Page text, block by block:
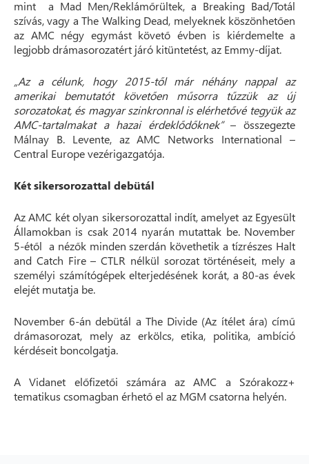
mint a Mad Men/Reklámőrültek, a Breaking Bad/Totál
szívás, vagy a The Walking Dead, melyeknek köszönhetően
az AMC négy egymást követő évben is kiérdemelte a
legjobb drámasorozatért járó kitüntetést, az Emmy-díjat.
„Az a célunk, hogy 2015-től már néhány nappal az
amerikai bemutatót követően műsorra tűzzük az új
sorozatokat, és magyar szinkronnal is elérhetővé tegyük az
AMC-tartalmakat a hazai érdeklődőknek”– összegezte
Málnay B. Levente, az AMC Networks International –
Central Europe vezérigazgatója.
Két sikersorozattal debütál
Az AMC két olyan sikersorozattal indít, amelyet az Egyesült
Államokban is csak 2014 nyarán mutattak be. November
5-étől a nézők minden szerdán követhetik a tízrészes Halt
and Catch Fire – CTLR nélkül sorozat történéseit, mely a
személyi számítógépek elterjedésének korát, a 80-as évek
elejét mutatja be.
November 6-án debütál a The Divide (Az ítélet ára) című
drámasorozat, mely az erkölcs, etika, politika, ambíció
kérdéseit boncolgatja.
A Vidanet előfizetői számára az AMC a Szórakozz+
tematikus csomagban érhető el az MGM csatorna helyén.